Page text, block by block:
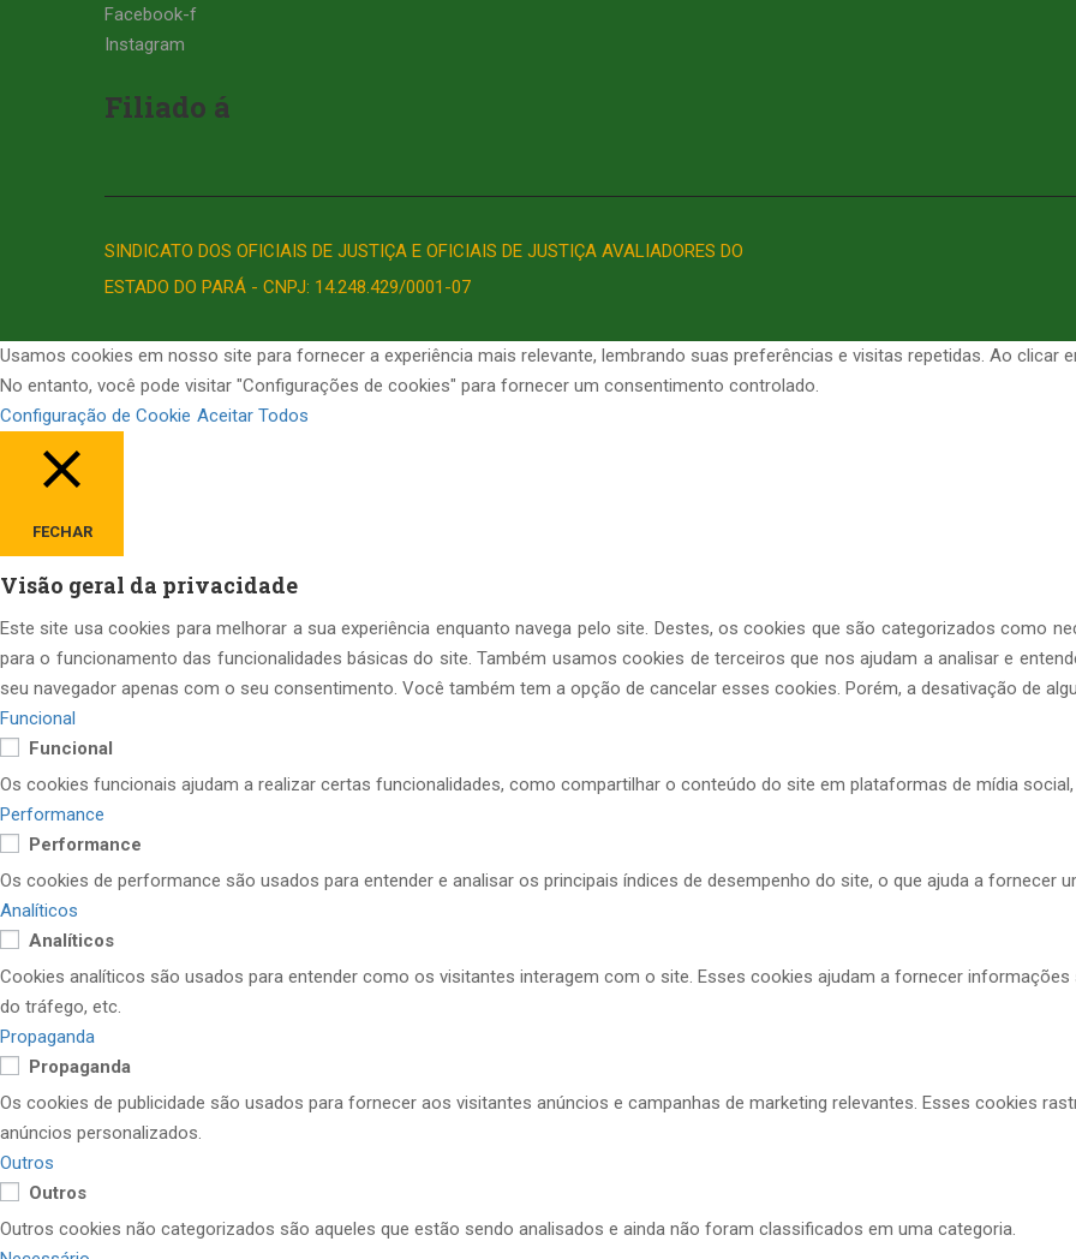
Facebook-f
Instagram
Filiado á
SINDICATO DOS OFICIAIS DE JUSTIÇA E OFICIAIS DE JUSTIÇA AVALIADORES DO
ESTADO DO PARÁ - CNPJ: 14.248.429/0001-07
Usamos cookies em nosso site para fornecer a experiência mais relevante, lembrando suas preferências e visitas repetidas. Ao clicar
No entanto, você pode visitar "Configurações de cookies" para fornecer um consentimento controlado.
Configuração de Cookie Aceitar Todos
FECHAR
Visão geral da privacidade
Este site usa cookies para melhorar a sua experiência enquanto navega pelo site. Destes, os cookies que são categorizados como
para o funcionamento das funcionalidades básicas do site. Também usamos cookies de terceiros que nos ajudam a analisar e
seu navegador apenas com o seu consentimento. Você também tem a opção de cancelar esses cookies. Porém, a desativação de
Funcional
Funcional
Os cookies funcionais ajudam a realizar certas funcionalidades, como compartilhar o conteúdo do site em plataformas de mídia
Performance
Performance
Os cookies de performance são usados ​​para entender e analisar os principais índices de desempenho do site, o que ajuda a fornecer
Analíticos
Analíticos
Cookies analíticos são usados ​​para entender como os visitantes interagem com o site. Esses cookies ajudam a fornecer
do tráfego, etc.
Propaganda
Propaganda
Os cookies de publicidade são usados ​​para fornecer aos visitantes anúncios e campanhas de marketing relevantes. Esses cookies
anúncios personalizados.
Outros
Outros
Outros cookies não categorizados são aqueles que estão sendo analisados ​​e ainda não foram classificados em uma categoria.